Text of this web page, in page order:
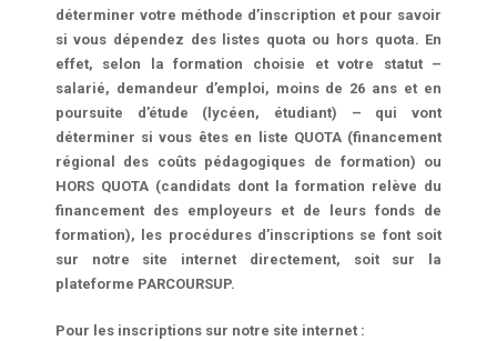
déterminer votre méthode d’inscription et pour savoir
si vous dépendez des listes quota ou hors quota. En
effet, selon la formation choisie et votre statut –
salarié, demandeur d’emploi, moins de 26 ans et en
poursuite d’étude (lycéen, étudiant) – qui vont
déterminer si vous êtes en liste QUOTA (financement
régional des coûts pédagogiques de formation) ou
HORS QUOTA (candidats dont la formation relève du
financement des employeurs et de leurs fonds de
formation), les procédures d’inscriptions se font soit
sur notre site internet directement, soit sur la
plateforme PARCOURSUP.
Pour les inscriptions sur notre site internet :